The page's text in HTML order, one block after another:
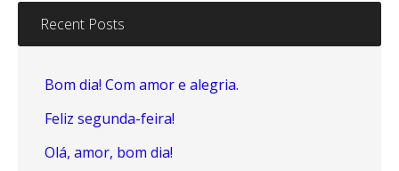
Recent Posts
Bom dia! Com amor e alegria.
Feliz segunda-feira!
Olá, amor, bom dia!